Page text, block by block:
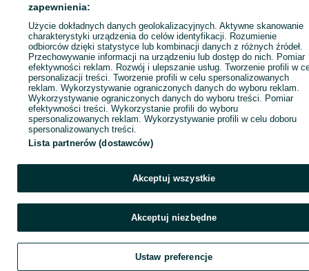
Zadzwoń / SMS
zapewnienia:
Użycie dokładnych danych geolokalizacyjnych. Aktywne skanowanie
charakterystyki urządzenia do celów identyfikacji. Rozumienie
odbiorców dzięki statystyce lub kombinacji danych z różnych źródeł.
Przechowywanie informacji na urządzeniu lub dostęp do nich. Pomiar
efektywności reklam. Rozwój i ulepszanie usług. Tworzenie profili w
personalizacji treści. Tworzenie profili w celu spersonalizowanych
reklam. Wykorzystywanie ograniczonych danych do wyboru reklam.
Wykorzystywanie ograniczonych danych do wyboru treści. Pomiar
efektywności treści. Wykorzystanie profili do wyboru
spersonalizowanych reklam. Wykorzystywanie profili w celu doboru
spersonalizowanych treści.
Lista partnerów (dostawców)
Akceptuj wszystkie
Akceptuj niezbędne
Ustaw preferencje